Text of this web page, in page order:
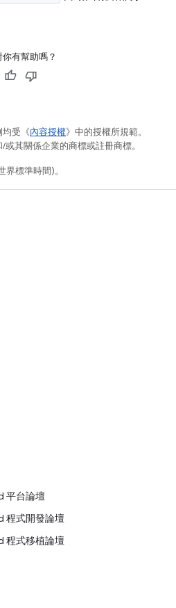
你有幫助嗎？
受《內容授權》中的授權所規範。
其關係企業的商標或註冊商標。
標準時間)。
平台論壇
程式開發論壇
程式移植論壇